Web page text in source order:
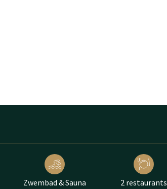
Zwembad & Sauna
2 restaurants